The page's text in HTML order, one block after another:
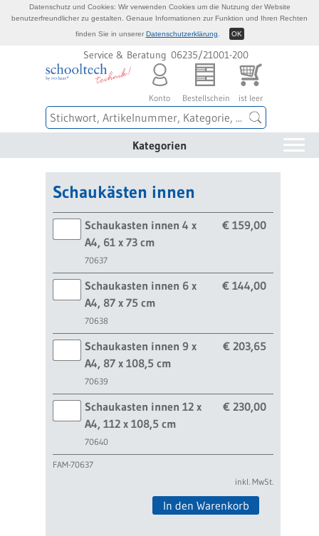
Service & Beratung 06235/21001-200
Konto Bestellschein ist leer
Kategorien
Schaukästen innen
Schaukasten innen 4 x
A4, 61 x 73 cm
70637
€ 159,00
Schaukasten innen 6 x
A4, 87 x 75 cm
70638
€ 144,00
Schaukasten innen 9 x
A4, 87 x 108,5 cm
70639
€ 203,65
Schaukasten innen 12 x
A4, 112 x 108,5 cm
70640
€ 230,00
FAM-70637
inkl. MwSt.
In den Warenkorb
Datenschutz und Cookies: Wir verwenden Cookies um die Nutzung der Website
benutzerfreundlicher zu gestalten. Genaue Informationen zur Funktion und Ihren Rechten
finden Sie in unserer Datenschutzerklärung OK